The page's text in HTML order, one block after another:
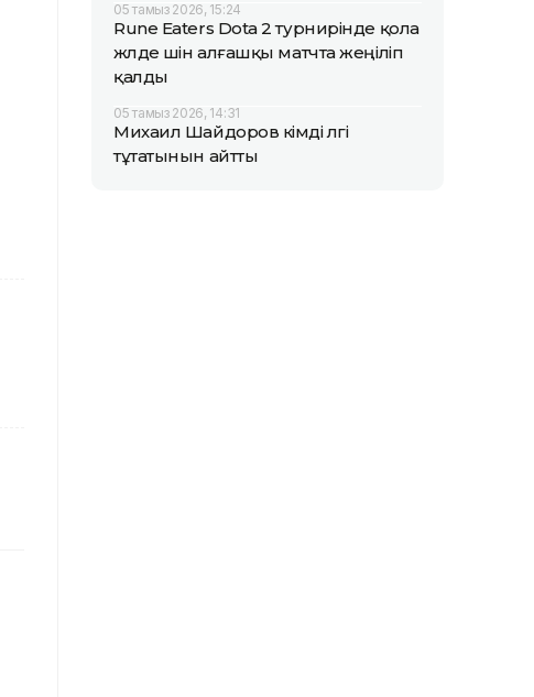
05 тамыз 2026, 15:24
Rune Eaters Dota 2 турнирінде қола
жүлде үшін алғашқы матчта жеңіліп
қалды
05 тамыз 2026, 14:31
Михаил Шайдоров кімді үлгі
тұтатынын айтты